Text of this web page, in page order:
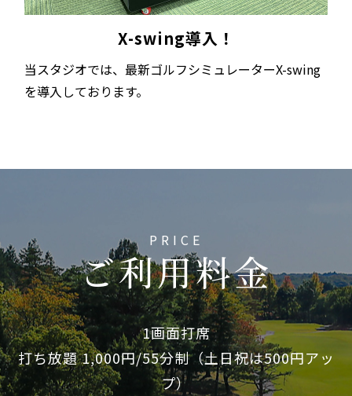
X-swing導入！
当スタジオでは、最新ゴルフシミュレーターX-swing
を導入しております。
PRICE
ご利用料金
1画面打席
打ち放題 1,000円/55分制（土日祝は500円アッ
プ）